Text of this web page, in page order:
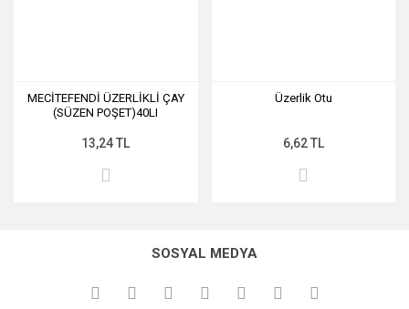
MECİTEFENDİ ÜZERLİKLİ ÇAY
(SÜZEN POŞET)40LI
13,24 TL
Üzerlik Otu
6,62 TL
SOSYAL MEDYA